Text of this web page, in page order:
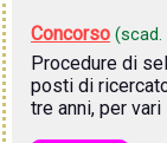
Concorso (scad.
Procedure di
posti di
tre anni, per